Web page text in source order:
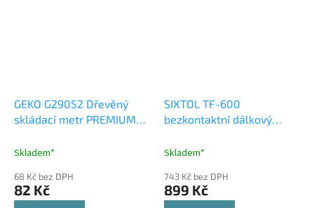
GEKO G29052 Dřevěný
skládací metr PREMIUM
Skladem*
68 Kč bez DPH
82 Kč
SIXTOL TF-600
bezkontaktní dálkový
32-43° +-0,3°
Skladem*
743 Kč bez DPH
899 Kč